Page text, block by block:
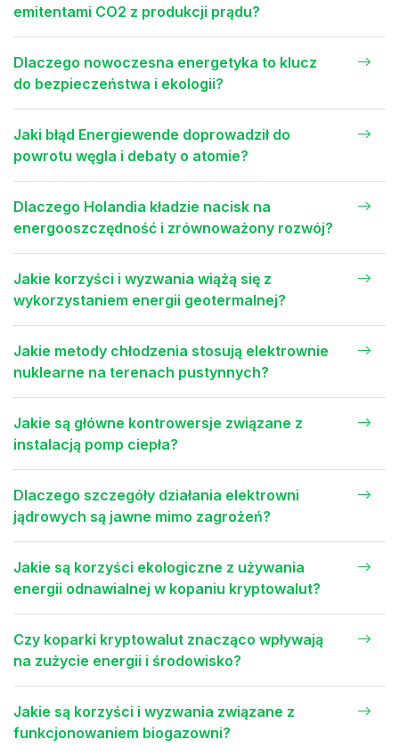
emitentami CO2 z produkcji prądu?
Dlaczego nowoczesna energetyka to klucz
do bezpieczeństwa i ekologii?
Jaki błąd Energiewende doprowadził do
powrotu węgla i debaty o atomie?
Dlaczego Holandia kładzie nacisk na
energooszczędność i zrównoważony rozwój?
Jakie korzyści i wyzwania wiążą się z
wykorzystaniem energii geotermalnej?
Jakie metody chłodzenia stosują elektrownie
nuklearne na terenach pustynnych?
Jakie są główne kontrowersje związane z
instalacją pomp ciepła?
Dlaczego szczegóły działania elektrowni
jądrowych są jawne mimo zagrożeń?
Jakie są korzyści ekologiczne z używania
energii odnawialnej w kopaniu kryptowalut?
Czy koparki kryptowalut znacząco wpływają
na zużycie energii i środowisko?
Jakie są korzyści i wyzwania związane z
funkcjonowaniem biogazowni?